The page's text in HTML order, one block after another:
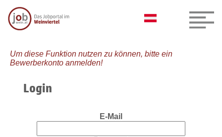
Um diese Funktion nutzen zu können, bitte ein
Bewerberkonto anmelden!
Login
E-Mail